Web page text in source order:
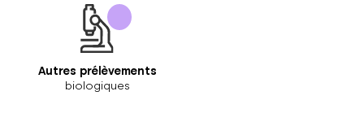
Autres prélèvements
biologiques